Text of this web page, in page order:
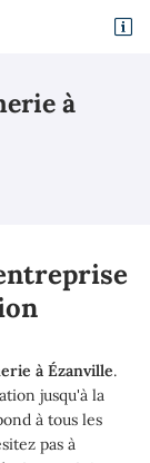

commerciales à
à tout moment en
à
à Ézanville.
jusqu'à la
à tous les
pas à